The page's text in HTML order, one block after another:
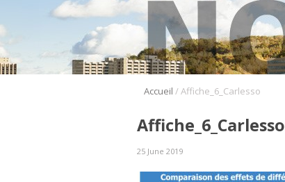
Accueil /Affiche_6_Carlesso
Affiche_6_Carlesso
25 June 2019